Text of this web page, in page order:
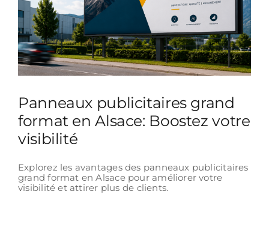
Panneaux publicitaires grand
format en Alsace: Boostez votre
visibilité
Explorez les avantages des panneaux publicitaires
grand format en Alsace pour améliorer votre
visibilité et attirer plus de clients.